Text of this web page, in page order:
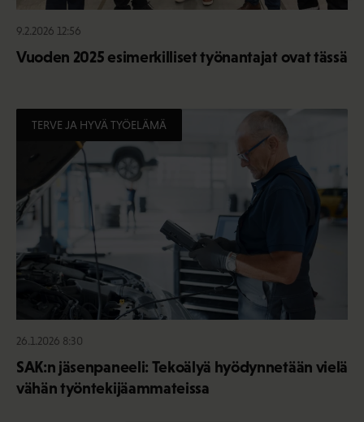
9.2.2026 12:56
Vuoden 2025 esimerkilliset työnantajat ovat tässä
TERVE JA HYVÄ TYÖELÄMÄ
26.1.2026 8:30
SAK:n jäsenpaneeli: Tekoälyä hyödynnetään vielä
vähän työntekijäammateissa